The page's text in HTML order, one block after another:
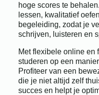
hoge scores te
lessen, kwalitatief
begeleiding, zodat je
schrijven, luisteren en
Met flexibele online en
studeren op een
Profiteer van een
die je niet altijd zelf
succes en helpt je